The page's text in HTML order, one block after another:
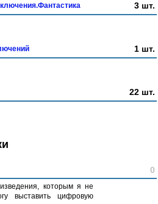
3 шт.
1 шт.
22 шт.
0
которым я не
выставить цифровую